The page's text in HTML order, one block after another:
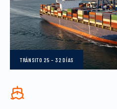
TRÁNSITO 25 – 32 DÍAS